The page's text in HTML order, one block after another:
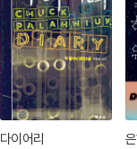
다이어리